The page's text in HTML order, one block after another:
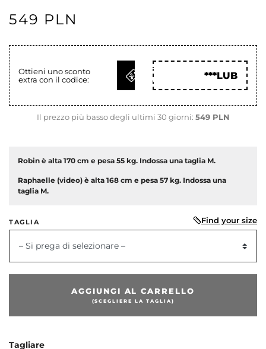
549 PLN
Ottieni uno sconto
extra con il codice:
OTTIENI
COD
***LUB
Il prezzo più basso degli ultimi 30 giorni: 549 PLN
Robin è alta 170 cm e pesa 55 kg. Indossa una taglia M.
Raphaelle (video) è alta 168 cm e pesa 57 kg. Indossa una
taglia M.
TAGLIA Find your size
– Si prega di selezionare –
AGGIUNGI AL CARRELLO
(SCEGLIERE LA TAGLIA)
Tagliare